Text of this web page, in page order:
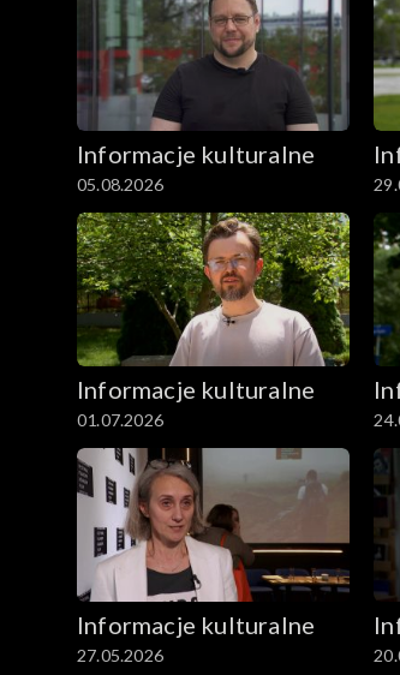
Informacje kulturalne
05.08.2026
Informacje kulturalne
01.07.2026
Informacje kulturalne
27.05.2026